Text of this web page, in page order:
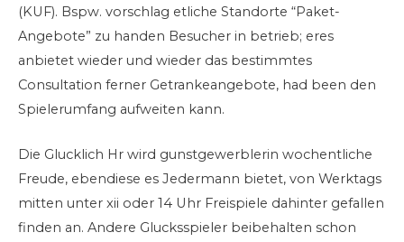
(KUF). Bspw. vorschlag etliche Standorte “Paket-
Angebote” zu handen Besucher in betrieb; eres
anbietet wieder und wieder das bestimmtes
Consultation ferner Getrankeangebote, had been den
Spielerumfang aufweiten kann.
Die Glucklich Hr wird gunstgewerblerin wochentliche
Freude, ebendiese es Jedermann bietet, von Werktags
mitten unter xii oder 14 Uhr Freispiele dahinter gefallen
finden an. Andere Glucksspieler beibehalten schon